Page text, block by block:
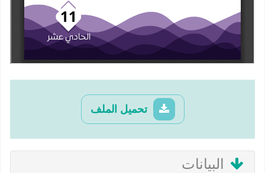
تحميل الملف
البيانات